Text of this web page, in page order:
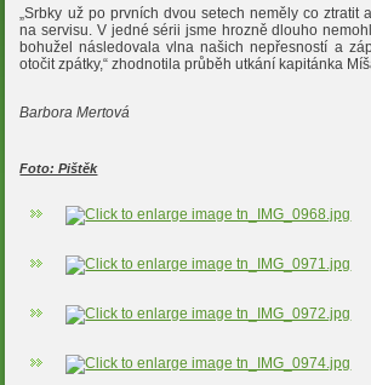
„Srbky už po prvních dvou setech neměly co ztratit
na servisu. V jedné sérii jsme hrozně dlouho
bohužel následovala vlna našich nepřesností a
otočit zpátky,“ zhodnotila průběh utkání kapitánka
Barbora Mertová
Foto: Pištěk